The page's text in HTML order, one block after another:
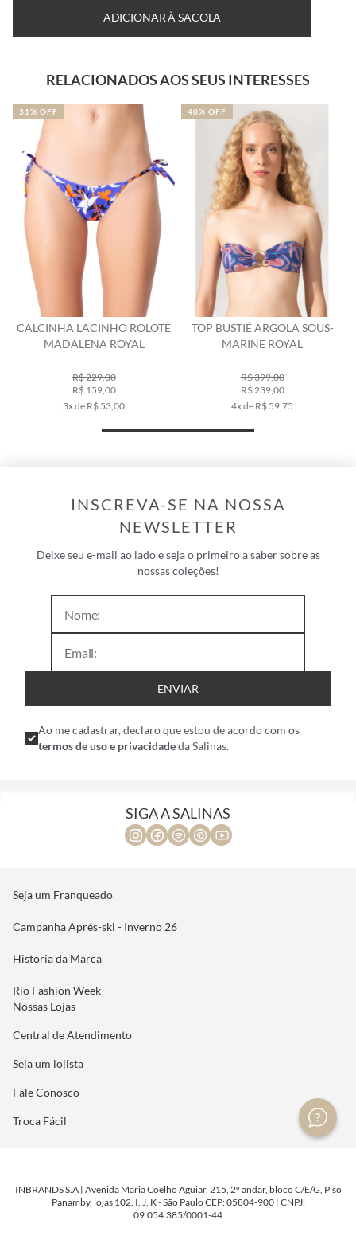
ADICIONAR À SACOLA
RELACIONADOS AOS SEUS INTERESSES
CALCINHA LACINHO ROLOTÊ
MADALENA ROYAL
R$ 229,00
R$ 159,00
3x de R$ 53,00
31% OFF
TOP BUSTIÊ ARGOLA SOUS-
MARINE ROYAL
R$ 399,00
R$ 239,00
4x de R$ 59,75
40% OFF
INSCREVA-SE NA NOSSA
NEWSLETTER
Deixe seu e-mail ao lado e seja o primeiro a saber sobre as
nossas coleções!
ENVIAR
Ao me cadastrar, declaro que estou de acordo com os
termos de uso e privacidadeda Salinas.
SIGA A SALINAS
Seja um Franqueado
Campanha Aprés-ski - Inverno 26
Historia da Marca
Rio Fashion Week
Nossas Lojas
Central de Atendimento
Seja um lojista
Fale Conosco
Troca Fácil
INBRANDS S.A | Avenida Maria Coelho Aguiar, 215, 2º andar, bloco C/E/G, Piso
Panamby, lojas 102, I, J, K - São Paulo CEP: 05804-900 | CNPJ:
09.054.385/0001-44